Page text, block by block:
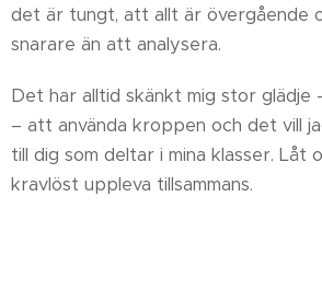
det är tungt, att allt är övergående
snarare än att analysera.
Det har alltid skänkt mig stor glädje
– att använda kroppen och det vill
till dig som deltar i mina klasser. Låt
kravlöst uppleva tillsammans.